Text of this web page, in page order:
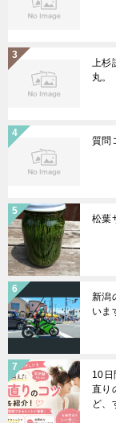
上杉
丸。
質問
松葉
新潟
いま
10日
直り
ど、